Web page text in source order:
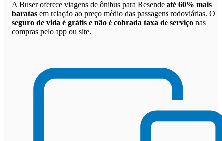
A Buser oferece viagens de ônibus para Resende até 60% mais
baratas em relação ao preço médio das passagens rodoviárias. O
seguro de vida é grátis e não é cobrada taxa de serviço nas
compras pelo app ou site.